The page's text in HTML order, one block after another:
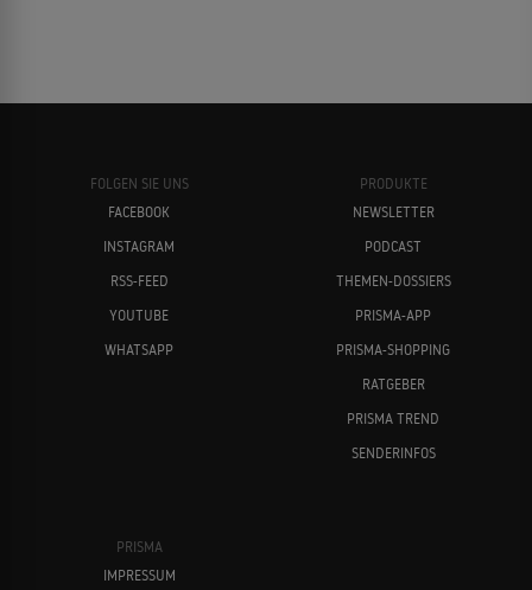
FOLGEN SIE UNS
FACEBOOK
INSTAGRAM
RSS-FEED
YOUTUBE
WHATSAPP
PRODUKTE
NEWSLETTER
PODCAST
THEMEN-DOSSIERS
PRISMA-APP
PRISMA-SHOPPING
RATGEBER
PRISMA TREND
SENDERINFOS
PRISMA
IMPRESSUM